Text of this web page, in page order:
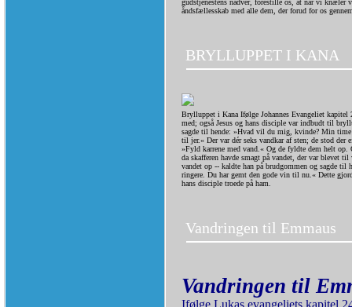
gudstjenestens nadver, forestille os, at når vi knæler
åndsfællesskab med alle dem, der forud for os
BRYLLUPPET I KANA
Brylluppet i Kana Ifølge Johannes Evangeliet
med; også Jesus og hans disciple var indbudt til
sagde til hende: »Hvad vil du mig, kvinde? Min
til jer.« Der var dér seks vandkar af sten; de stod der
»Fyld karrene med vand.« Og de fyldte dem helt
da skafferen havde smagt på vandet, der var blevet
vandet op -- kaldte han på brudgommen og sagde
ringere. Du har gemt den gode vin til nu.« Dette
hans disciple troede på ham.
Vandringen til Emmaus
Vandringen til
Ifølge Lukas evangeliets kapitel